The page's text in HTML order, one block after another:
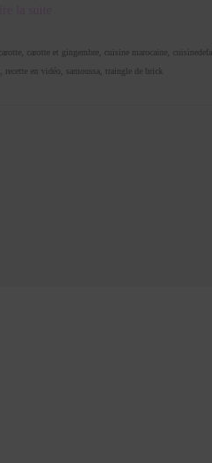
carotte, carotte et gingembre, cuisine marocaine,
, recette en vidéo , samoussa, traingle de brick